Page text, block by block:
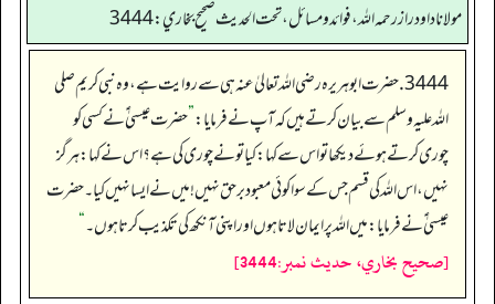
مولانا داود راز رحمه الله، فوائد و مسائل، تحت الحديث صحيح بخاري: 3444
3444. حضرت ابوہریرہ رضی اللہ تعالیٰ عنہ ہی سے روایت ہے، وہ نبی کریم صلی
اللہ علیہ وسلم سے بیان کرتے ہیں کہ آپ نے فرمایا:”حضرت عیسیٰ ؑ نے کسی کو
چوری کرتے ہوئے دیکھا تو اس سے کہا: کیا تو نے چوری کی ہے؟ اس نے کہا: ہرگز
نہیں، اس اللہ کی قسم جس کے سوا کوئی معبود برحق نہیں! میں نے ایسا نہیں کیا۔ حضرت
عیسیٰ ؑ نے فرمایا: میں اللہ پر ایمان لاتا ہوں اور اپنی آنکھ کی تکذیب کرتا ہوں۔“
[صحيح بخاري، حديث نمبر:3444]